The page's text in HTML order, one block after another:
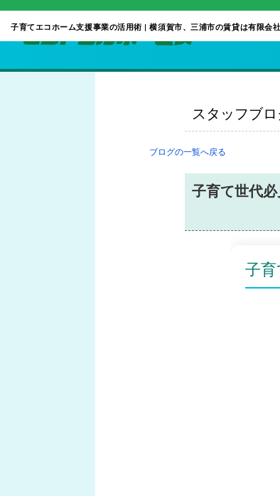
子育てエコホーム支援事業の活用術 | 横須賀市、三浦市の賃貸は有限会
スタッフブロ
ブログの一覧へ戻る
子育て世代
子